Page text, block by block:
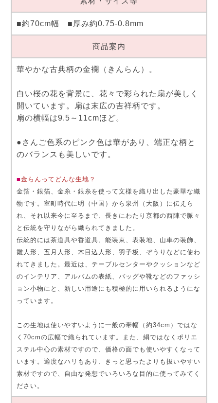
■約70cm幅 ■厚み約0.75-0.8mm
商品案内
華やかな古典柄の金襴（きんらん）。
白い桜の花を背景に、花々で彩られた扇が美しく
開いています。扇は末広の吉祥柄です。
扇の横幅は9.5～11cmほど。
●さんご色系のピンク色は華があり、端正な柄と
のバランスも美しいです。
■金らんってどんな生地？
金箔・銀箔、金糸・銀糸を使って文様を織り出した豪華な織
物です。室町時代に明（中国）から泉州（大阪）に伝えら
れ、それ以来今に至るまで、長きにわたり京都の西陣で脈々
と伝統を守りながら織られてきました。
伝統的には茶道具や香道具、能装束、表装地、山車の装飾、
雛人形、五月人形、木目込人形、羽子板、ぞうりなどに使わ
れてきました。最近は、テーブルセンターやクッションなど
のインテリア、アルバムの表紙、バッグや靴などのファッシ
ョン小物にと、新しい用途にも積極的に用いられるようにな
っています。
この生地は使いやすいように一般の帯幅（約34cm）ではな
く70cmの広幅で織られています。また、絹ではなくポリエ
ステル中心の素材ですので、価格の面でも使いやすくなって
います。適度なハリもあり、きっと思ったよりも扱いやすい
素材ですので、自由な発想でいろいろな目的に使ってみてく
ださい。